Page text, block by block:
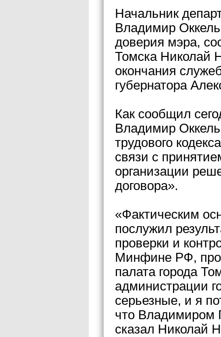
Начальник
Владимир
доверия мэра,
Томска Николай
окончания
губернатора
Как сообщил
Владимир Оккель
трудового
связи с
организации
договора».
«Фактическим
послужил
проверки и
Минфине РФ,
палата города
администрации
серьезные, и я
что Владимиром
сказал Николай